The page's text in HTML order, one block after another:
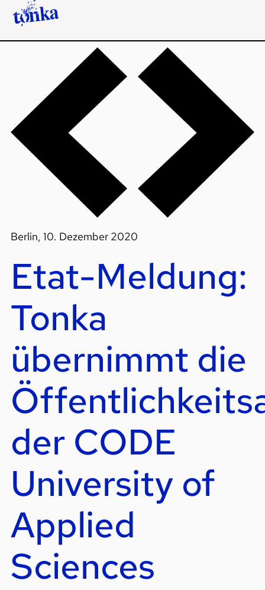
Berlin, 10. Dezember 2020
Etat-Meldung:
Tonka
übernimmt die
der CODE
University of
Applied
Sciences